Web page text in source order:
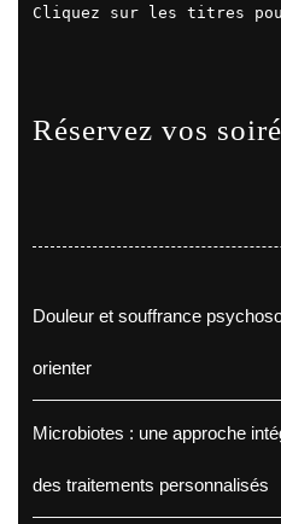
Cliquez sur les titres
Réservez vos
Douleur et souffrance
orienter
Microbiotes : une approche
des traitements personnalisés